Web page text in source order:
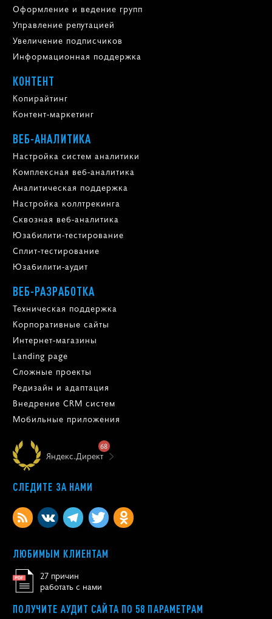
Оформление и ведение групп
Управление репутацией
Увеличение подписчиков
Информационная поддержка
КОНТЕНТ
Копирайтинг
Контент-маркетинг
ВЕБ-АНАЛИТИКА
Настройка систем аналитики
Комплексная веб-аналитика
Аналитическая поддержка
Настройка коллтрекинга
Сквозная веб-аналитика
Юзабилити-тестирование
Сплит-тестирование
Юзабилити-аудит
ВЕБ-РАЗРАБОТКА
Техническая поддержка
Корпоративные сайты
Интернет-магазины
Landing page
Сложные проекты
Редизайн и адаптация
Внедрение CRM систем
Мобильные приложения
Яндекс.Директ
68
СЛЕДИТЕ ЗА НАМИ
ЛЮБИМЫМ КЛИЕНТАМ
27 причин
работать с нами
ПОЛУЧИТЕ АУДИТ САЙТА ПО 58 ПАРАМЕТРАМ